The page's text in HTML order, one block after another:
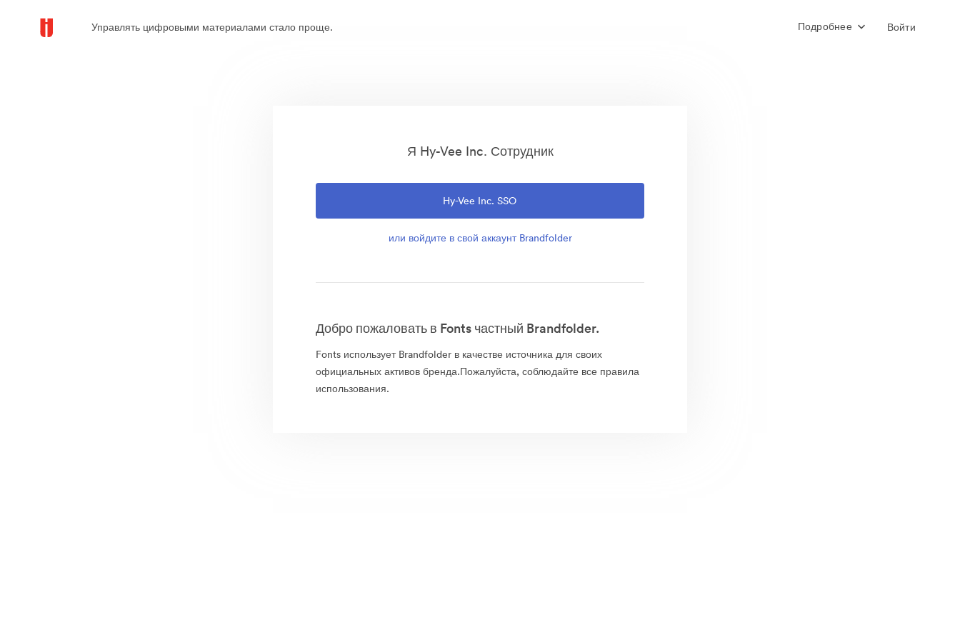
Управлять цифровыми материалами стало проще. Подробнее Войти
Я Hy-Vee Inc. Сотрудник
Hy-Vee Inc. SSO
или войдите в свой аккаунт Brandfolder
Добро пожаловать в Fonts частный Brandfolder.
Fonts использует Brandfolder в качестве источника для своих
официальных активов бренда.Пожалуйста, соблюдайте все правила
использования.